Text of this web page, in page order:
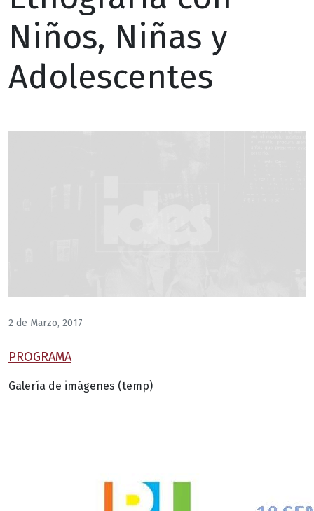
Niños, Niñas y
Adolescentes
2 de Marzo, 2017
PROGRAMA
Galería de imágenes (temp)